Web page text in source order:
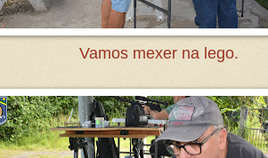
Vamos mexer na lego.